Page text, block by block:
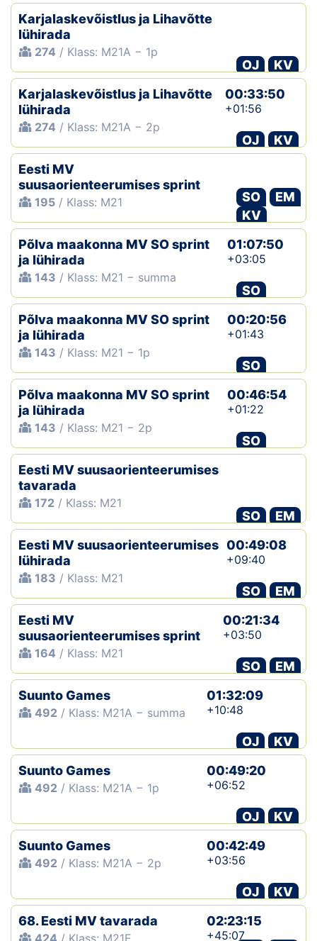
Karjalaskevõistlus ja Lihavõtte
lühirada
274 / Klass: M21A − 1p
OJ
KV
Karjalaskevõistlus ja Lihavõtte
lühirada
274 / Klass: M21A − 2p
00:33:50
+01:56
OJ
KV
Eesti MV
suusaorienteerumises sprint
195 / Klass: M21 SO
EM
KV
Põlva maakonna MV SO sprint
ja lühirada
143 / Klass: M21 − summa
01:07:50
+03:05
SO
Põlva maakonna MV SO sprint
ja lühirada
143 / Klass: M21 − 1p
00:20:56
+01:43
SO
Põlva maakonna MV SO sprint
ja lühirada
143 / Klass: M21 − 2p
00:46:54
+01:22
SO
Eesti MV suusaorienteerumises
tavarada
172 / Klass: M21
SO
EM
Eesti MV suusaorienteerumises
lühirada
183 / Klass: M21
00:49:08
+09:40
SO
EM
Eesti MV
suusaorienteerumises sprint
164 / Klass: M21
00:21:34
+03:50
SO
EM
Suunto Games
492 / Klass: M21A − summa
01:32:09
+10:48
OJ
KV
Suunto Games
492 / Klass: M21A − 1p
00:49:20
+06:52
OJ
KV
Suunto Games
492 / Klass: M21A − 2p
00:42:49
+03:56
OJ
KV
68. Eesti MV tavarada
424 / Klass: M21E
02:23:15
+45:07